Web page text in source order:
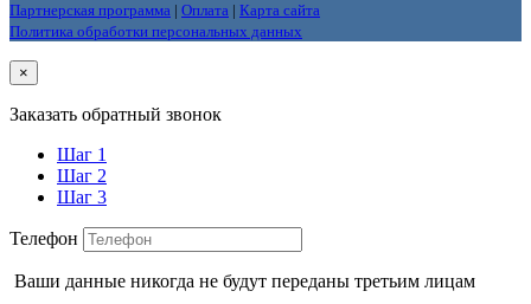
Партнерская программа | Оплата | Карта сайта
Политика обработки персональных данных
×
Заказать обратный звонок
Шаг 1
Шаг 2
Шаг 3
Телефон
Ваши данные никогда не будут переданы третьим лицам